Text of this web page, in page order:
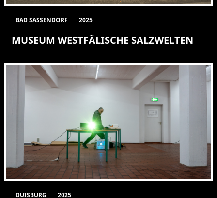
BAD SASSENDORF 2025
MUSEUM WESTFÄLISCHE SALZWELTEN
DUISBURG 2025